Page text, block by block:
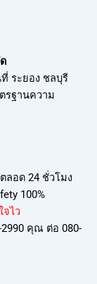
ที่ ระยอง ชลบุรี
รฐานความ
ลอด 24 ชั่วโมง
100%
จไว
คุณ ต่อ 080-